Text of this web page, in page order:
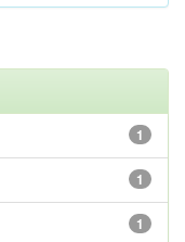
1
1
1